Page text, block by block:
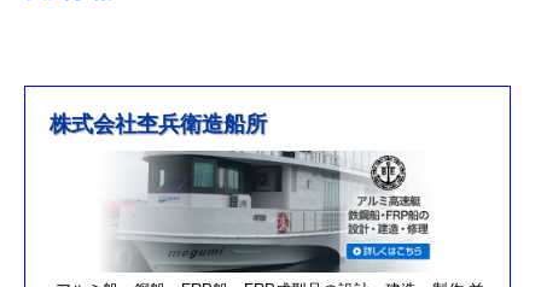
R3/4/11釣果情報更新しました
R3/2/27果情報更新しました
R2/8/29果情報更新しました
営業時間を更新しました。
株式会社杢兵衛造船所